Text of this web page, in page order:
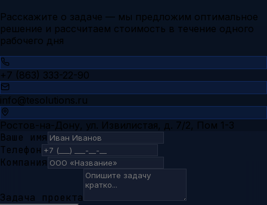
Расскажите о задаче — мы предложим оптимальное
решение и рассчитаем стоимость в течение одного
рабочего дня
+7 (863) 333-22-90
info@tesolutions.ru
Ростов-на-Дону, ул. Извилистая, д. 7/2, Пом 1-3
Ваше имя
Телефон
Компания
Задача проекта